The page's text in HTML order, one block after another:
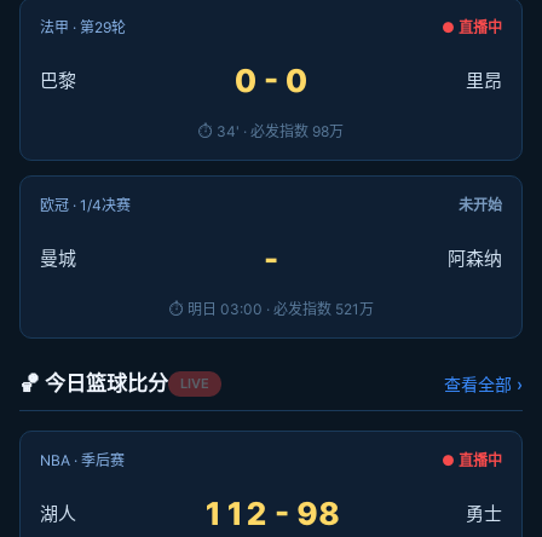
法甲 · 第29轮 ● 直播中
巴黎 0 - 0 里昂
⏱ 34' · 必发指数 98万
欧冠 · 1/4决赛 未开始
曼城 - 阿森纳
⏱ 明日 03:00 · 必发指数 521万
🏀 今日篮球比分 LIVE 查看全部 ›
NBA · 季后赛 ● 直播中
湖人 112 - 98 勇士